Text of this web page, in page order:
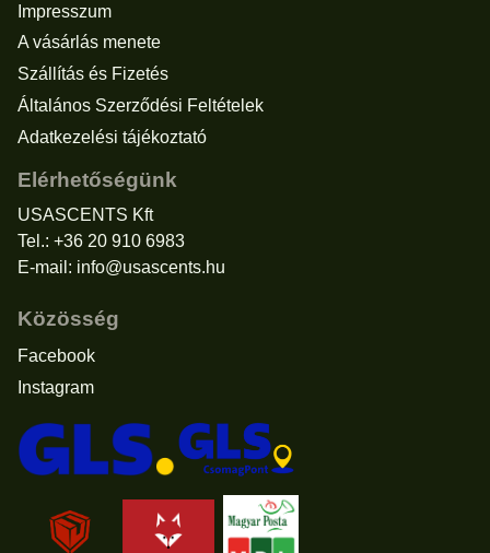
Impresszum
A vásárlás menete
Szállítás és Fizetés
Általános Szerződési Feltételek
Adatkezelési tájékoztató
Elérhetőségünk
USASCENTS Kft
Tel.: +36 20 910 6983
E-mail: info@usascents.hu
Közösség
Facebook
Instagram